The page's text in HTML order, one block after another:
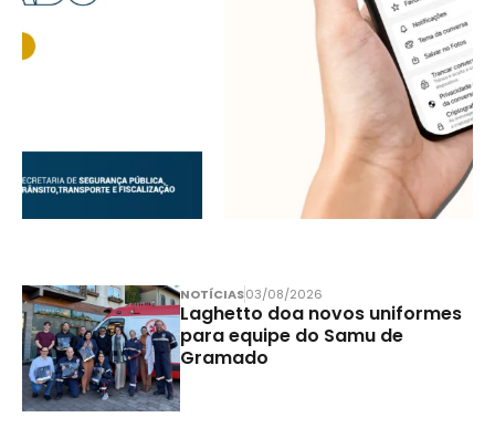
NOTÍCIAS03/08/2026
Laghetto doa novos uniformes
para equipe do Samu de
Gramado